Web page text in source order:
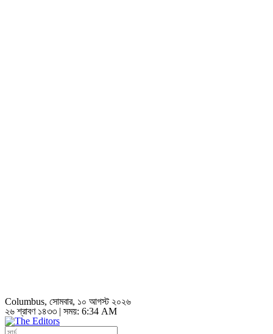
Columbus, সোমবার, ১০ আগস্ট ২০২৬
২৬ শ্রাবণ ১৪৩৩ | সময়: 6:34 AM